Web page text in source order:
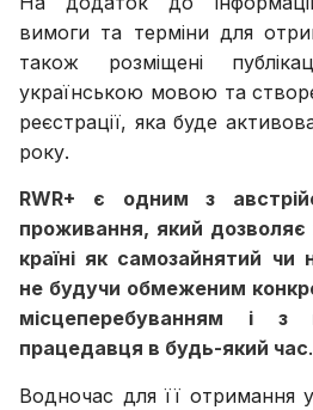
вимоги та терміни для
також розміщені
українською мовою та
реєстрації, яка буде
року.
RWR+ є одним з
проживання, який
країні як самозайнятий чи
не будучи обмеженим
місцеперебуванням і з
працедавця в будь-який час.
Водночас для її отримання